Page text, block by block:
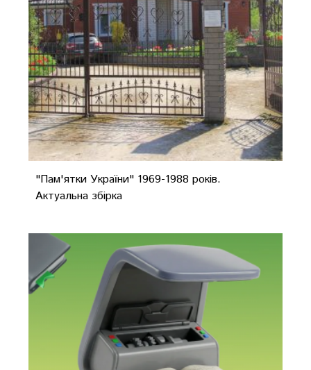
"Пам'ятки України" 1969-1988 років.
Актуальна збірка